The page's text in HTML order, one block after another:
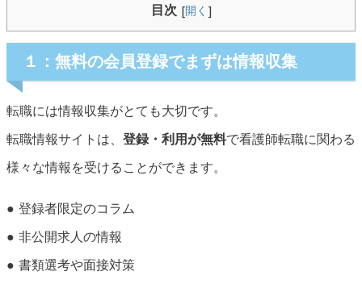
目次 [開く ]
１：無料の会員登録でまずは情報収集
転職には情報収集がとても大切です。
転職情報サイトは、 登録・利用が無料で看護師転職に関わる
様々な情報を受けることができます。
● 登録者限定のコラム
● 非公開求人の情報
● 書類選考や面接対策